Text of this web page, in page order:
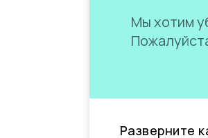
Мы хотим
Разверните